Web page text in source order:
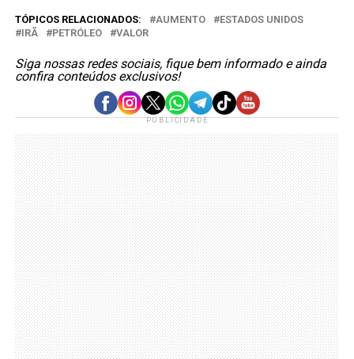
TÓPICOS RELACIONADOS: AUMENTO
ESTADOS UNIDOS
IRÃ
PETRÓLEO VALOR
Siga nossas redes sociais, fique bem informado e ainda
confira conteúdos exclusivos!
PUBLICIDADE